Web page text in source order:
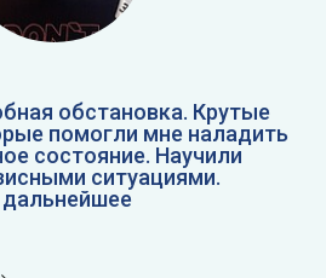
обстановка. Крутые
помогли мне наладить
состояние. Научили
ситуациями.